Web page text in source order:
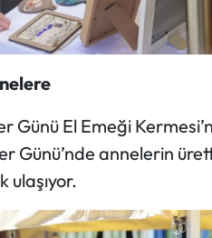
Günü El Emeği
Günü’nde annelerin